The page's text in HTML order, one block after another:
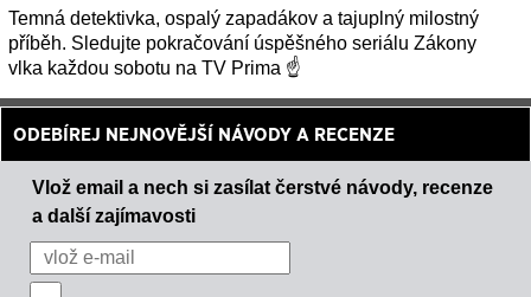
Temná detektivka, ospalý zapadákov a tajuplný milostný
příběh. Sledujte pokračování úspěšného seriálu Zákony
vlka každou sobotu na TV Prima ☝
ODEBÍREJ NEJNOVĚJŠÍ NÁVODY A RECENZE
Vlož email a nech si zasílat čerstvé návody, recenze
a další zajímavosti